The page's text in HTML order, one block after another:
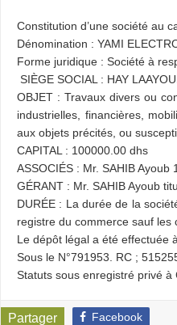
Constitution d’une société au
Dénomination : YAMI
Forme juridique : Société à
SIÈGE SOCIAL : HAY
OBJET : Travaux divers ou
industrielles, financières,
aux objets précités, ou
CAPITAL : 100000.00 dhs
ASSOCIÉS : Mr. SAHIB Ayoub
GÉRANT : Mr. SAHIB Ayoub
DURÉE : La durée de la
registre du commerce sauf les
Le dépôt légal a été effectuée
Sous le N°791953. RC ;
Statuts sous enregistré privé à
Partager Facebook